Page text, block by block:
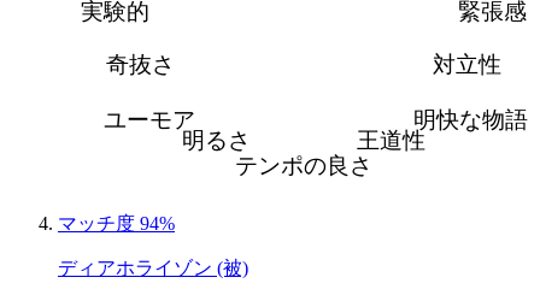
緊張感
対立性
明快な物語
王道性
テンポの良さ
明るさ
ユーモア
奇抜さ
実験的
マッチ度 94%
ディアホライゾン (被)